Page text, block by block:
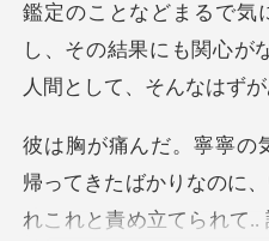
チャージ
閲覧履歴
ログアウトします
どまるで気
し、その結果にも関心が
ばかりなのに
れこれと責め立てられ